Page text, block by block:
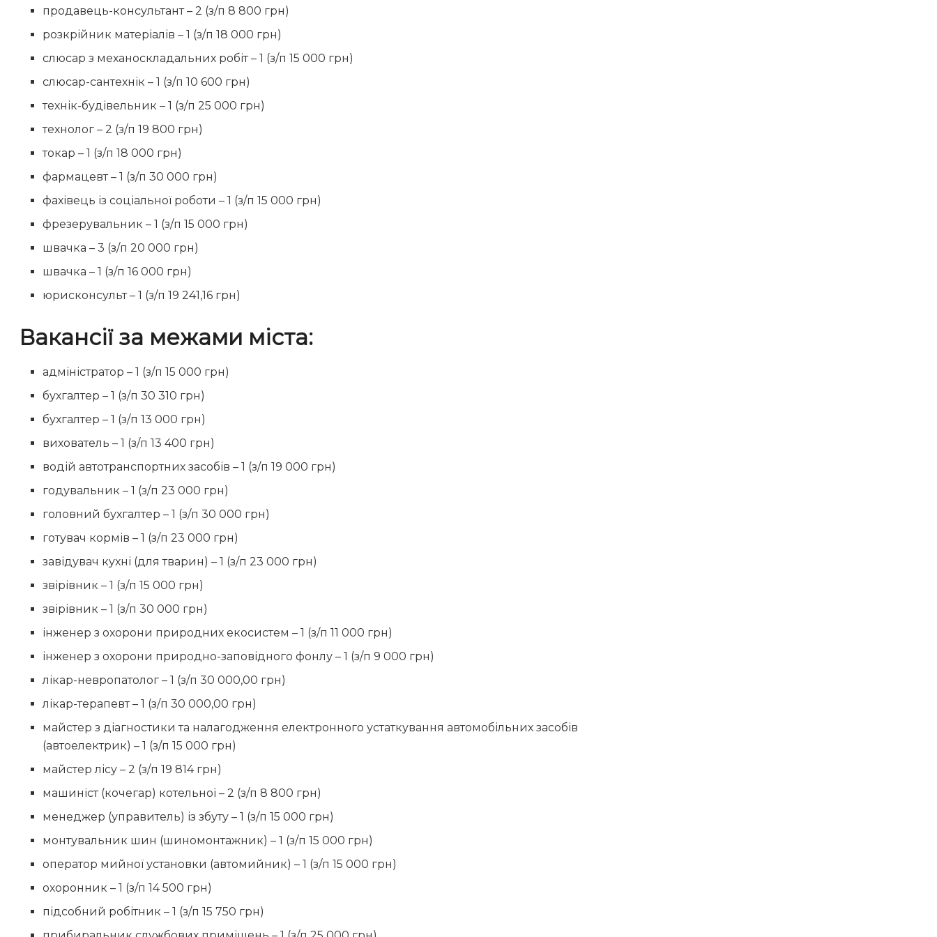
продавець-консультант – 2 (з/п 8 800 грн)
розкрійник матеріалів – 1 (з/п 18 000 грн)
слюсар з механоскладальних робіт – 1 (з/п 15 000 грн)
слюсар-сантехнік – 1 (з/п 10 600 грн)
технік-будівельник – 1 (з/п 25 000 грн)
технолог – 2 (з/п 19 800 грн)
токар – 1 (з/п 18 000 грн)
фармацевт – 1 (з/п 30 000 грн)
фахівець із соціальної роботи – 1 (з/п 15 000 грн)
фрезерувальник – 1 (з/п 15 000 грн)
швачка – 3 (з/п 20 000 грн)
швачка – 1 (з/п 16 000 грн)
юрисконсульт – 1 (з/п 19 241,16 грн)
Вакансії за межами міста:
адміністратор – 1 (з/п 15 000 грн)
бухгалтер – 1 (з/п 30 310 грн)
бухгалтер – 1 (з/п 13 000 грн)
вихователь – 1 (з/п 13 400 грн)
водій автотранспортних засобів – 1 (з/п 19 000 грн)
годувальник – 1 (з/п 23 000 грн)
головний бухгалтер – 1 (з/п 30 000 грн)
готувач кормів – 1 (з/п 23 000 грн)
завідувач кухні (для тварин) – 1 (з/п 23 000 грн)
звірівник – 1 (з/п 15 000 грн)
звірівник – 1 (з/п 30 000 грн)
інженер з охорони природних екосистем – 1 (з/п 11 000 грн)
інженер з охорони природно-заповідного фонлу – 1 (з/п 9 000 грн)
лікар-невропатолог – 1 (з/п 30 000,00 грн)
лікар-терапевт – 1 (з/п 30 000,00 грн)
майстер з діагностики та налагодження електронного устаткування автомобільних засобів
(автоелектрик) – 1 (з/п 15 000 грн)
майстер лісу – 2 (з/п 19 814 грн)
машиніст (кочегар) котельної – 2 (з/п 8 800 грн)
менеджер (управитель) із збуту – 1 (з/п 15 000 грн)
монтувальник шин (шиномонтажник) – 1 (з/п 15 000 грн)
оператор мийної установки (автомийник) – 1 (з/п 15 000 грн)
охоронник – 1 (з/п 14 500 грн)
підсобний робітник – 1 (з/п 15 750 грн)